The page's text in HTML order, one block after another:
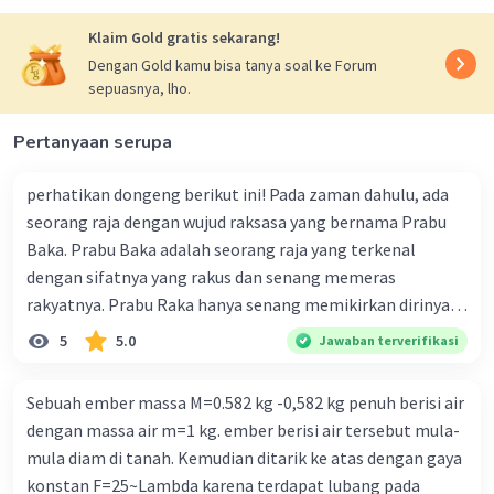
Maka,
• waktu untuk berhenti
vt = vo + at
0 = 25 + (-5)t
5t = 25
• jarak yang ditempuh 1 s pertama (sebelum
menginjak rem) : gerak GLB
s1 = vo t1
s1 = 25(1)
s2 = vo t + ½at²
s2 = 25(5) + ½(-5)(5)²
s2 = 125 - 62,5
s2 = 62,5 m
Klaim Gold gratis sekarang!
Dengan Gold kamu bisa tanya soal ke Forum
sepuasnya, lho.
Pertanyaan serupa
perhatikan dongeng berikut ini! Pada zaman dahulu, ada
seorang raja dengan wujud raksasa yang bernama Prabu
Baka. Prabu Baka adalah seorang raja yang terkenal
dengan sifatnya yang rakus dan senang memeras
rakyatnya. Prabu Raka hanya senang memikirkan dirinya
sendiri tanpa melihat apakah rakyatnya makmur atau
tidak. Prabu Baka juga memiliki seorang patih yang
dan menuruti keinginannya. Nama patihnya adalah Patih
Gupala. Lalu, pada suatu hari, Prabu Baka memimpin
penyerbuan ke kerajaan lain, Kerajaan Pengging. Prabu
5 5.0 Jawaban terverifikasi
Sebuah ember massa M=0.582 kg -0,582 kg penuh berisi air
dengan massa air m=1 kg. ember berisi air tersebut mula-
mula diam di tanah. Kemudian ditarik ke atas dengan gaya
konstan F=25~Lambda karena terdapat lubang pada